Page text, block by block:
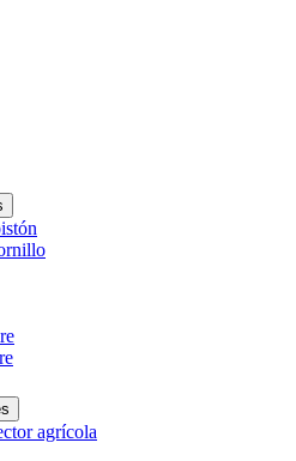
agrícola